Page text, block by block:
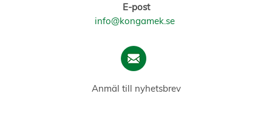
E-post
info@kongamek.se
Anmäl till nyhetsbrev